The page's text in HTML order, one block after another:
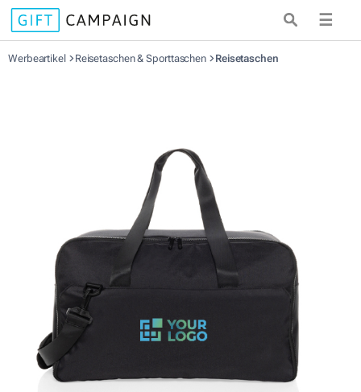
☰
Werbeartikel Reisetaschen & Sporttaschen Reisetaschen